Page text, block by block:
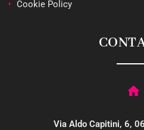
Cookie Policy
Via Aldo Capitini, 6,